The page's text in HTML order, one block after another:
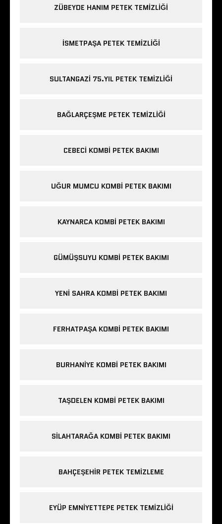
ZÜBEYDE HANIM PETEK TEMIZLIĞI
ISMETPAŞA PETEK TEMIZLIĞI
SULTANGAZI 75.YIL PETEK TEMIZLIĞI
BAĞLARÇEŞME PETEK TEMIZLIĞI
CEBECI KOMBI PETEK BAKIMI
UĞUR MUMCU KOMBI PETEK BAKIMI
KAYNARCA KOMBI PETEK BAKIMI
GÜMÜŞSUYU KOMBI PETEK BAKIMI
YENI SAHRA KOMBI PETEK BAKIMI
FERHATPAŞA KOMBI PETEK BAKIMI
BURHANIYE KOMBI PETEK BAKIMI
TAŞDELEN KOMBI PETEK BAKIMI
SILAHTARAĞA KOMBI PETEK BAKIMI
BAHÇEŞEHIR PETEK TEMIZLEME
EYÜP EMNIYETTEPE PETEK TEMIZLIĞI